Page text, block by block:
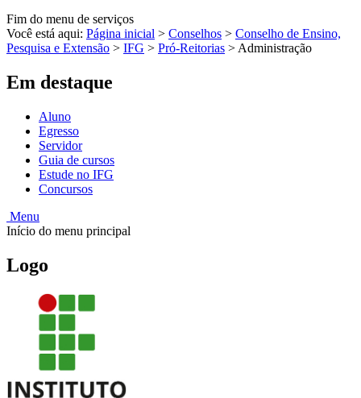
Fim do menu de serviços
Você está aqui: Página inicial > Conselhos > Conselho de Ensino,
Pesquisa e Extensão > IFG > Pró-Reitorias >Administração
Em destaque
Aluno
Egresso
Servidor
Guia de cursos
Estude no IFG
Concursos
Menu
Início do menu principal
Logo